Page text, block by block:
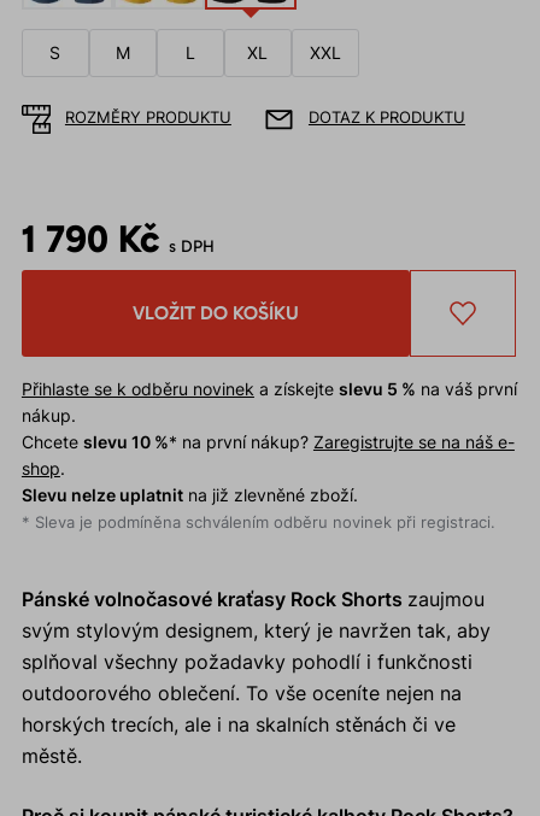
S M L XL XXL
ROZMĚRY PRODUKTU DOTAZ K PRODUKTU
1 790 Kč s DPH
VLOŽIT DO KOŠÍKU
Přihlaste se k odběru novinek a získejte slevu 5 % na váš první
nákup.
Chcete slevu 10 %* na první nákup? Zaregistrujte se na náš e-
shop.
Slevu nelze uplatnitna již zlevněné zboží.
* Sleva je podmíněna schválením odběru novinek při registraci.
Pánské volnočasové kraťasy Rock Shorts zaujmou
svým stylovým designem, který je navržen tak, aby
splňoval všechny požadavky pohodlí i funkčnosti
outdoorového oblečení. To vše oceníte nejen na
horských trecích, ale i na skalních stěnách či ve
městě.